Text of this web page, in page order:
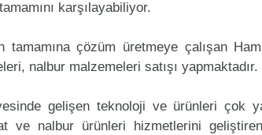
karşılayabiliyor.
tamamına çözüm üretmeye çalışan
nalbur malzemeleri satışı yapmaktadır.
gelişen teknoloji ve ürünleri çok
ve nalbur ürünleri hizmetlerini